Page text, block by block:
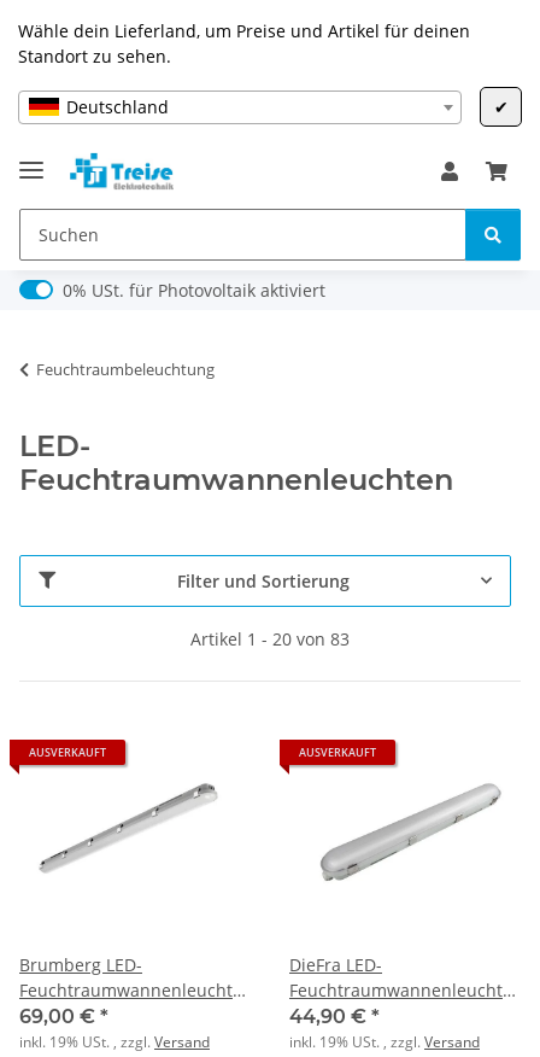
Wähle dein Lieferland, um Preise und Artikel für deinen
Standort zu sehen.
Deutschland ✔
0% USt. für Photovoltaik (§ 12 Abs. 3 UStG)
0% USt. für Photovoltaik aktiviert
Feuchtraumbeleuchtung
LED-
Feuchtraumwannenleuchten
Filter und Sortierung
Artikel 1 - 20 von 83
AUSVERKAUFT
Brumberg LED-
Feuchtraumwannenleuchte
HUMID ONE 1490mm 51
69,00 € *
inkl. 19% USt. , zzgl.Versand
AUSVERKAUFT
DieFra LED-
Feuchtraumwannenleuchte
1-flammig 24W 6500K 230V
IP65
44,90 € *
inkl. 19% USt. , zzgl.Versand